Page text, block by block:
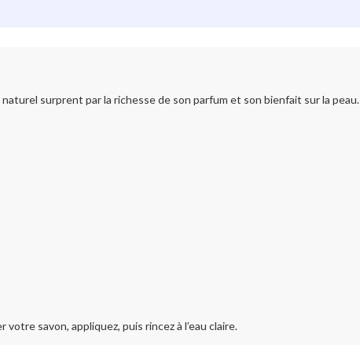
surprent par la richesse de son parfum et son bienfait sur la peau.
savon, appliquez, puis rincez à l’eau claire.